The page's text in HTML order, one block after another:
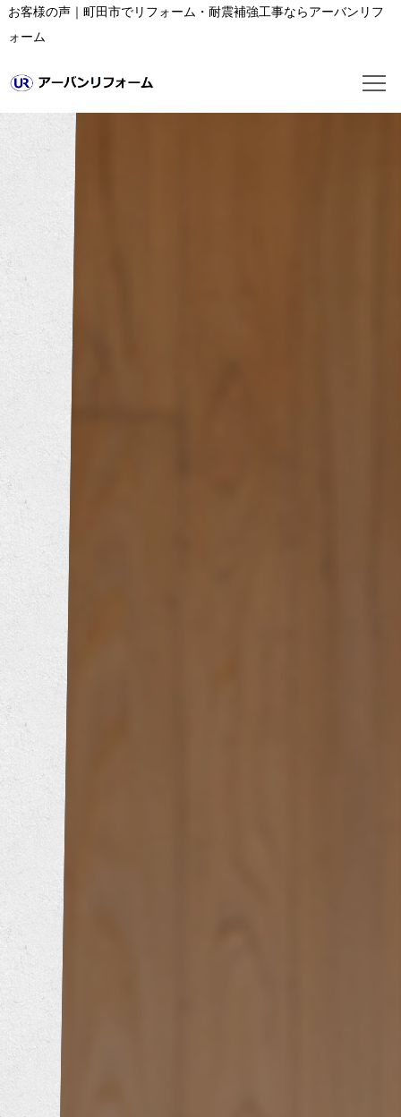
お客様の声｜町田市でリフォーム・耐震補強工事ならアーバンリフ
ォーム
トイレリフォーム
洗面所リフォーム
キッチンリフォーム
増改築工事
耐震補強工事
防音工事
屋根葺き替え工事
内装工事